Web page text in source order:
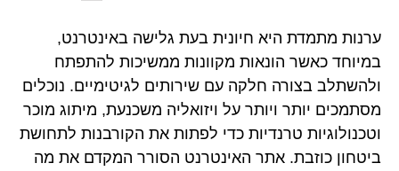
ערנות מתמדת היא חיונית בעת גלישה באינטרנט,
במיוחד כאשר הונאות מקוונות ממשיכות להתפתח
ולהשתלב בצורה חלקה עם שירותים לגיטימיים. נוכלים
מסתמכים יותר ויותר על ויזואליה משכנעת, מיתוג מוכר
וטכנולוגיות טרנדיות כדי לפתות את הקורבנות לתחושת
ביטחון כוזבת. אתר האינטרנט הסורר המקדם את מה